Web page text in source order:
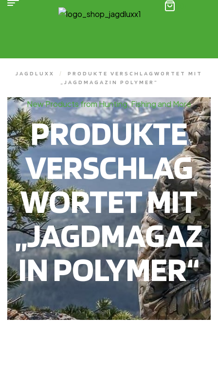
JAGDLUXX /
PRODUKTE VERSCHLAGWORTET MIT
„JAGDMAGAZIN POLYMER“
New Products from Hunting, Fishing and More
PRODUKTE
VERSCHLAG
WORTET MIT
„JAGDMAGAZ
IN POLYMER“